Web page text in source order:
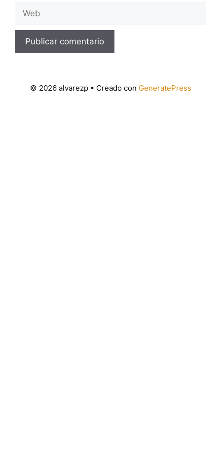
© 2026 alvarezp• Creado con GeneratePress